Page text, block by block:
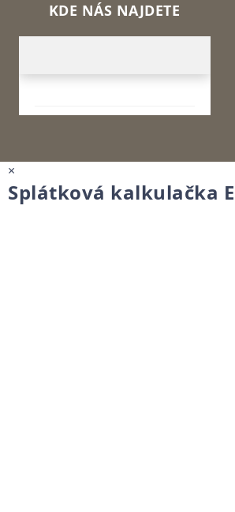
KDE NÁS NAJDETE
×
Splátková kalkulačka